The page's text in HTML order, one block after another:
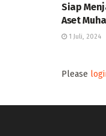
Siap
Aset
1 Juli, 2024
Please